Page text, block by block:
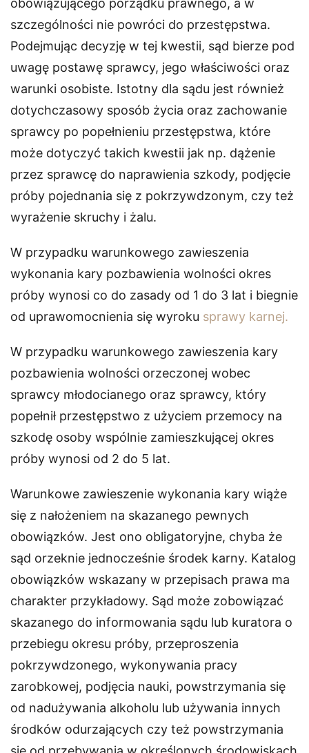
obowiązującego porządku prawnego, a w
szczególności nie powróci do przestępstwa.
Podejmując decyzję w tej kwestii, sąd bierze pod
uwagę postawę sprawcy, jego właściwości oraz
warunki osobiste. Istotny dla sądu jest również
dotychczasowy sposób życia oraz zachowanie
sprawcy po popełnieniu przestępstwa, które
może dotyczyć takich kwestii jak np. dążenie
przez sprawcę do naprawienia szkody, podjęcie
próby pojednania się z pokrzywdzonym, czy też
wyrażenie skruchy i żalu.
W przypadku warunkowego zawieszenia
wykonania kary pozbawienia wolności okres
próby wynosi co do zasady od 1 do 3 lat i biegnie
od uprawomocnienia się wyroku sprawy karnej.
W przypadku warunkowego zawieszenia kary
pozbawienia wolności orzeczonej wobec
sprawcy młodocianego oraz sprawcy, który
popełnił przestępstwo z użyciem przemocy na
szkodę osoby wspólnie zamieszkującej okres
próby wynosi od 2 do 5 lat.
Warunkowe zawieszenie wykonania kary wiąże
się z nałożeniem na skazanego pewnych
obowiązków. Jest ono obligatoryjne, chyba że
sąd orzeknie jednocześnie środek karny. Katalog
obowiązków wskazany w przepisach prawa ma
charakter przykładowy. Sąd może zobowiązać
skazanego do informowania sądu lub kuratora o
przebiegu okresu próby, przeproszenia
pokrzywdzonego, wykonywania pracy
zarobkowej, podjęcia nauki, powstrzymania się
od nadużywania alkoholu lub używania innych
środków odurzających czy też powstrzymania